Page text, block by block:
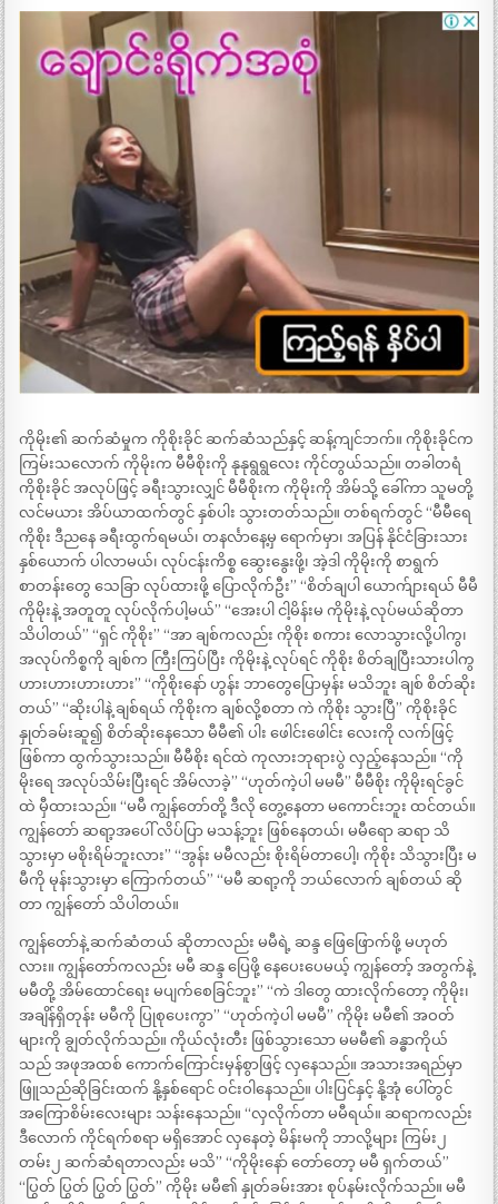
ကိုမိုး၏ ဆက်ဆံမှုက ကိုစိုးခိုင် ဆက်ဆံသည်နှင့် ဆန့်ကျင်ဘက်။ ကိုစိုးခိုင်က
ကြမ်းသလောက် ကိုမိုးက မီမီစိုးကို နုနုရွရွလေး ကိုင်တွယ်သည်။ တခါတရံ
ကိုစိုးခိုင် အလုပ်ဖြင့် ခရီးသွားလျှင် မီမီစိုးက ကိုမိုးကို အိမ်သို့ ခေါ်ကာ သူမတို့
လင်မယား အိပ်ယာထက်တွင် နှစ်ပါး သွားတတ်သည်။ တစ်ရက်တွင် “မီမီရေ
ကိုစိုး ဒီညနေ ခရီးထွက်ရမယ်၊ တနင်္လာနေ့မှ ရောက်မှာ၊ အပြန် နိုင်ငံခြားသား
နှစ်ယောက် ပါလာမယ်၊ လုပ်ငန်းကိစ္စ ဆွေးနွေးဖို့၊ အဲ့ဒါ ကိုမိုးကို စာရွက်
စာတန်းတွေ သေခြာ လုပ်ထားဖို့ ပြောလိုက်ဦး” “စိတ်ချပါ ယောက်ျားရယ် မီမီ
ကိုမိုးနဲ့ အတူတူ လုပ်လိုက်ပါ့မယ်” “အေးပါ ငါ့မိန်းမ ကိုမိုးနဲ့ လုပ်မယ်ဆိုတာ
သိပါတယ်” “ရှင် ကိုစိုး” “အာ ချစ်ကလည်း ကိုစိုး စကား လောသွားလို့ပါကွ၊
အလုပ်ကိစ္စကို ချစ်က ကြီးကြပ်ပြီး ကိုမိုးနဲ့ လုပ်ရင် ကိုစိုး စိတ်ချပြီးသားပါကွ
ဟားဟားဟားဟား” “ကိုစိုးနော် ဟွန်း ဘာတွေပြောမှန်း မသိဘူး ချစ် စိတ်ဆိုး
တယ်” “ဆိုးပါနဲ့ ချစ်ရယ် ကိုစိုးက ချစ်လို့စတာ ကဲ ကိုစိုး သွားပြီ” ကိုစိုးခိုင်
နှုတ်ခမ်းဆူ၍ စိတ်ဆိုးနေသော မီမီ၏ ပါး ဖေါင်းဖေါင်း လေးကို လက်ဖြင့်
ဖြစ်ကာ ထွက်သွားသည်။ မီမီစိုး ရင်ထဲ ကုလားဘုရားပွဲ လှည့်နေသည်။ “ကို
မိုးရေ အလုပ်သိမ်းပြီးရင် အိမ်လာခဲ့” “ဟုတ်ကဲ့ပါ မမမီ” မီမီစိုး ကိုမိုးရင်ခွင်
ထဲ မှီထားသည်။ “မမီ ကျွန်တော်တို့ ဒီလို တွေ့နေတာ မကောင်းဘူး ထင်တယ်။
ကျွန်တော် ဆရာ့အပေါ် လိပ်ပြာ မသန့်ဘူး ဖြစ်နေတယ်၊ မမီရော ဆရာ သိ
သွားမှာ မစိုးရိမ်ဘူးလား” “အွန်း မမီလည်း စိုးရိမ်တာပေါ့၊ ကိုစိုး သိသွားပြီး မ
မီကို မုန်းသွားမှာ ကြောက်တယ်” “မမီ ဆရာ့ကို ဘယ်လောက် ချစ်တယ် ဆို
တာ ကျွန်တော် သိပါတယ်။
ကျွန်တော်နဲ့ ဆက်ဆံတယ် ဆိုတာလည်း မမီရဲ့ ဆန္ဒ ဖြေဖြောက်ဖို့ မဟုတ်
လား။ ကျွန်တော်ကလည်း မမီ ဆန္ဒ ပြေဖို့ နေပေးပေမယ့် ကျွန်တော့် အတွက်နဲ့
မမီတို့ အိမ်ထောင်ရေး မပျက်စေခြင်ဘူး” “ကဲ ဒါတွေ ထားလိုက်တော့ ကိုမိုး၊
အချိန်ရှိတုန်း မမီကို ပြုစုပေးကွာ” “ဟုတ်ကဲ့ပါ မမမီ” ကိုမိုး မမီ၏ အဝတ်
များကို ချွတ်လိုက်သည်။ ကိုယ်လုံးတီး ဖြစ်သွားသော မမမီ၏ ခန္ဓာကိုယ်
သည် အဖုအထစ် ကောက်ကြောင်းမှန်စွာဖြင့် လှနေသည်။ အသားအရည်မှာ
ဖြူသည်ဆိုခြင်းထက် နို့နှစ်ရောင် ဝင်းဝါနေသည်။ ပါးပြင်နှင့် နို့အုံ ပေါ်တွင်
အကြောစိမ်းလေးများ သန်းနေသည်။ “လှလိုက်တာ မမီရယ်။ ဆရာကလည်း
ဒီလောက် ကိုင်ရက်စရာ မရှိအောင် လှနေတဲ့ မိန်းမကို ဘာလို့များ ကြမ်း၂
တမ်း၂ ဆက်ဆံရတာလည်း မသိ” “ကိုမိုးနော် တော်တော့ မမီ ရှက်တယ်”
“ပြွတ် ပြွတ် ပြွတ် ပြွတ်” ကိုမိုး မမီ၏ နှုတ်ခမ်းအား စုပ်နမ်းလိုက်သည်။ မမီ